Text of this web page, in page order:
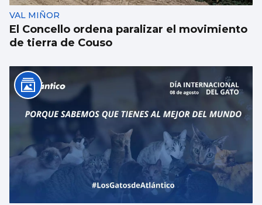
VAL MIÑOR
El Concello ordena paralizar el movimiento
de tierra de Couso